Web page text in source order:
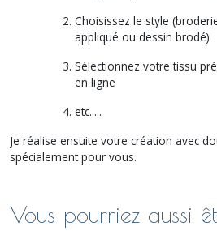
Choisissez le style
appliqué ou dessin brodé)
Sélectionnez votre tissu
en ligne
etc.....
Je réalise ensuite votre création avec
spécialement pour vous.
Vous pourriez aussi